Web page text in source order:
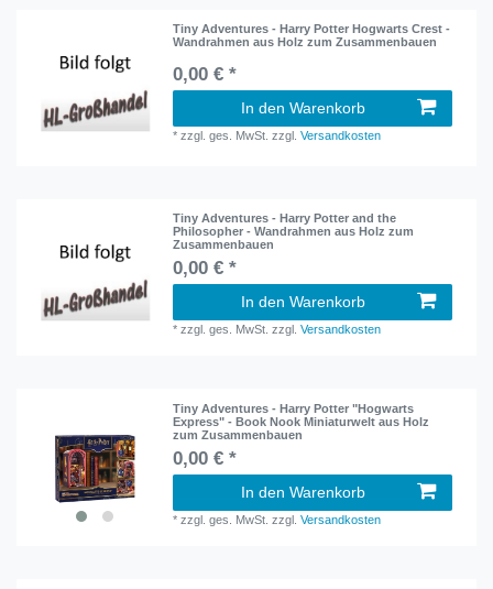
Tiny Adventures - Harry Potter Hogwarts Crest -
Wandrahmen aus Holz zum Zusammenbauen
0,00 € *
In den Warenkorb
*zzgl. ges. MwSt. zzgl.Versandkosten
Tiny Adventures - Harry Potter and the
Philosopher - Wandrahmen aus Holz zum
Zusammenbauen
0,00 € *
In den Warenkorb
*zzgl. ges. MwSt. zzgl.Versandkosten
Tiny Adventures - Harry Potter "Hogwarts
Express" - Book Nook Miniaturwelt aus Holz
zum Zusammenbauen
0,00 € *
In den Warenkorb
*zzgl. ges. MwSt. zzgl.Versandkosten